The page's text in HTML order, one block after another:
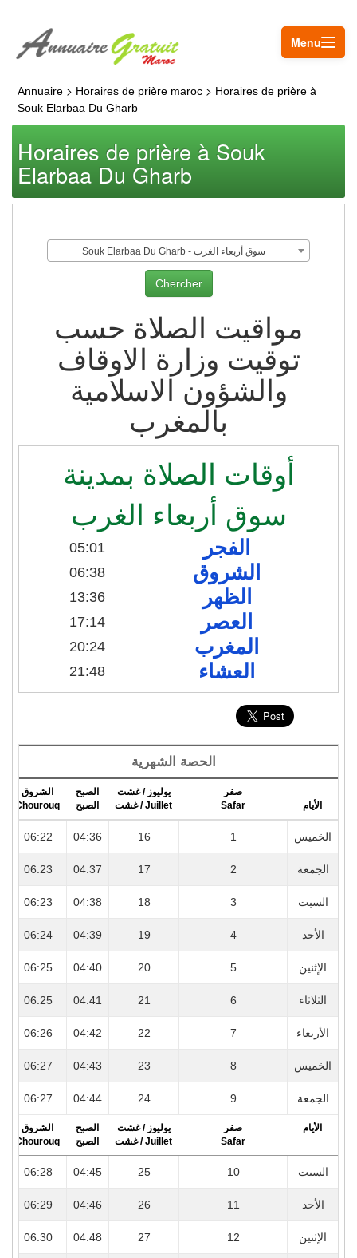
Menu
Annuaire > Horaires de prière maroc > Horaires de prière à
Souk Elarbaa Du Gharb
Horaires de prière à Souk
Elarbaa Du Gharb
Souk Elarbaa Du Gharb - سوق أربعاء الغرب
مواقيت الصلاة حسب
توقيت وزارة الاوقاف
والشؤون الاسلامية
بالمغرب
أوقات الصلاة بمدينة
سوق أربعاء الغرب
05:01 الفجر
06:38 الشروق
13:36 الظهر
17:14 العصر
20:24 المغرب
21:48 العشاء
الحصة الشهرية
الأيام
صفر
Safar
يوليوز / غشت
Juillet / غشت
الصبح
الصبح
الشروق
Chourouq
الخميس 1
16
04:36
06:22
الجمعة 2
17
04:37
06:23
السبت 3
18
04:38
06:23
الأحد 4
19
04:39
06:24
الإثنين 5
20
04:40
06:25
الثلاثاء 6
21
04:41
06:25
الأربعاء 7
22
04:42
06:26
الخميس 8
23
04:43
06:27
الجمعة 9
24
04:44
06:27
الأيام
صفر
Safar
يوليوز / غشت
Juillet / غشت
الصبح
الصبح
الشروق
Chourouq
السبت 10
25
04:45
06:28
الأحد 11
26
04:46
06:29
الإثنين 12
27
04:48
06:30